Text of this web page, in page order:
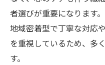
者選びが重要になります
地域密着型で丁寧な対応
を重視しているため、多
す。